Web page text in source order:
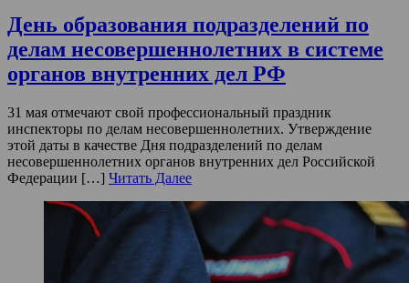
День образования подразделений по
делам несовершеннолетних в системе
органов внутренних дел РФ
31 мая отмечают свой профессиональный праздник
инспекторы по делам несовершеннолетних. Утверждение
этой даты в качестве Дня подразделений по делам
несовершеннолетних органов внутренних дел Российской
Федерации […] Читать Далее